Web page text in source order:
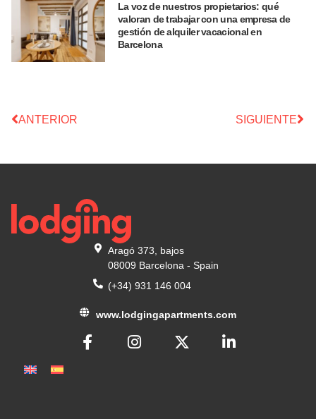
La voz de nuestros propietarios: qué
valoran de trabajar con una empresa de
gestión de alquiler vacacional en
Barcelona
ANTERIOR SIGUIENTE
Aragó 373, bajos
08009 Barcelona - Spain
(+34) 931 146 004
www.lodgingapartments.com